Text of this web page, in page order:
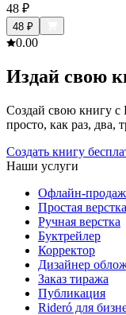
48 ₽
48 ₽
0.00
Издай свою
Создай свою книгу с
просто, как раз, два,
Создать книгу
Наши услуги
Офлайн-
Простая верстка
Ручная верстка
Буктрейлер
Корректор
Дизайнер
Заказ тиража
Публикация
Rideró для